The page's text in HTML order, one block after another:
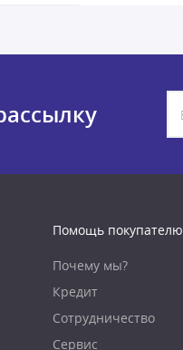
Помощь покупателю
Почему мы?
Кредит
Сотрудничество
Сервис